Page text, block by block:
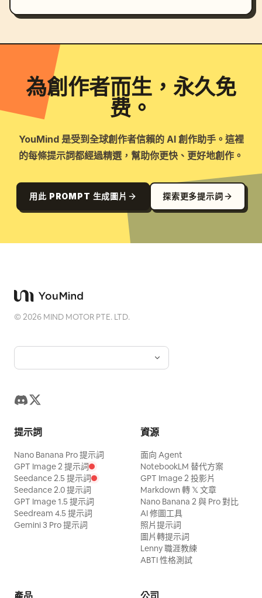
為創作者而生，永久免
费。
YouMind 是受到全球創作者信賴的 AI 創作助手。這裡
的每條提示詞都經過精選，幫助你更快、更好地創作。
用此 PROMPT 生成圖片 探索更多提示詞
©2026 MIND MOTOR PTE. LTD.
提示詞
Nano Banana Pro 提示詞
GPT Image 2 提示詞
Seedance 2.5 提示詞
Seedance 2.0 提示詞
GPT Image 1.5 提示詞
Seedream 4.5 提示詞
Gemini 3 Pro 提示詞
資源
面向 Agent
NotebookLM 替代方案
GPT Image 2 投影片
Markdown 轉 𝕏 文章
Nano Banana 2 與 Pro 對比
AI 修圖工具
照片提示詞
圖片轉提示詞
Lenny 職涯教練
ABTI 性格測試